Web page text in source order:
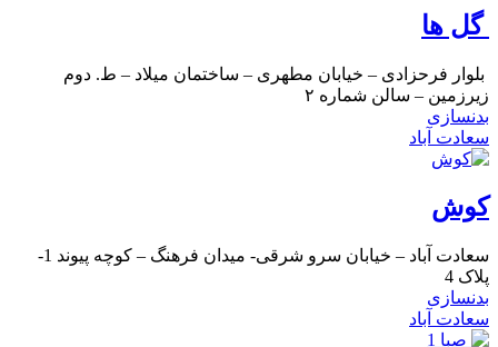
گل ها
بلوار فرحزادی – خیابان مطهری – ساختمان میلاد – ط. دوم
زیرزمین – سالن شماره ۲
بدنسازی
سعادت آباد
کوش
سعادت آباد – خیابان سرو شرقی- میدان فرهنگ – کوچه پیوند 1-
پلاک 4
بدنسازی
سعادت آباد